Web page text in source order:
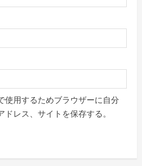
使用するためブラウザーに自分
レス、サイトを保存する。